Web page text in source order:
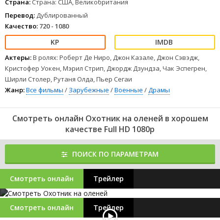
Страна: Страна: США, Великобритания
Перевод: Дублированный
Качество: 720 - 1080
Актеры:В ролях: Роберт Де Ниро, Джон Казале, Джон Сэвэдж,
Кристофер Уокен, Мэрил Стрип, Джордж Дзундза, Чак Эспегрен,
Ширли Столер, Рутаня Олда, Пьер Сегаи
Жанр:Все фильмы / Зарубежные /Военные /Драмы
Смотреть онлайн Охотник на оленей в хорошем
качестве Full HD 1080p
ПОИСК ПО ПАРАМЕТРАМ
Смотреть онлайн Трейлер
Смотреть онлайн Трейлер